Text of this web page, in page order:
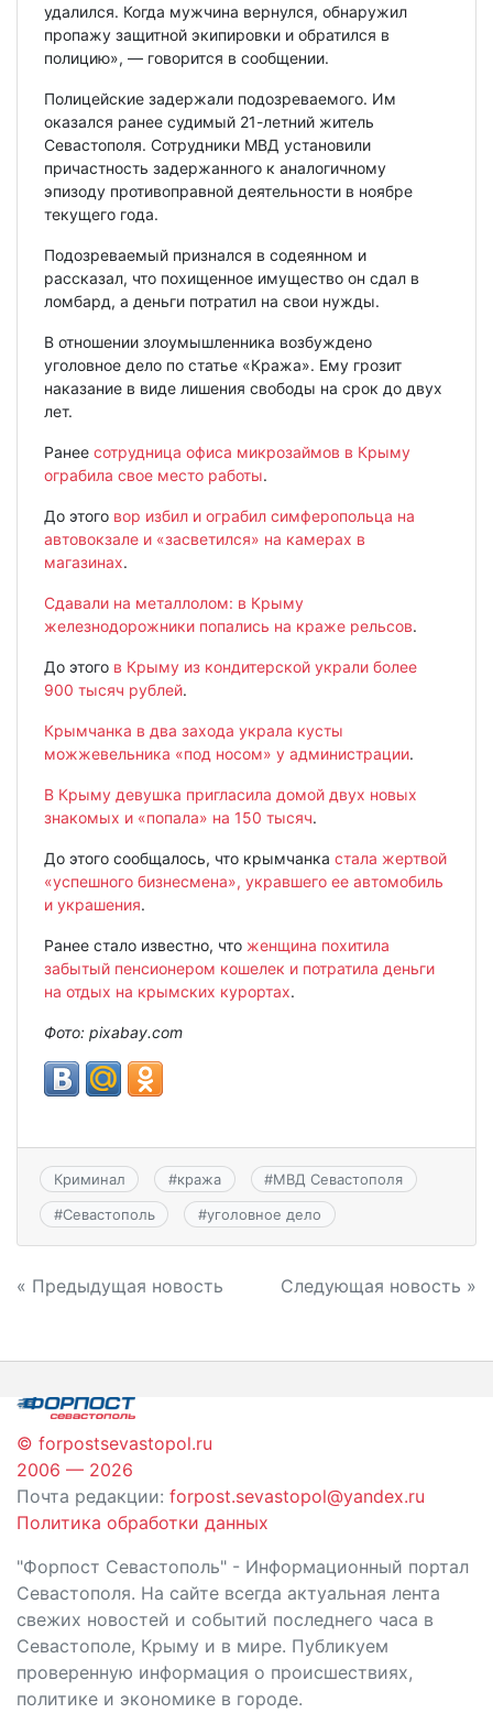
удалился. Когда мужчина вернулся, обнаружил
пропажу защитной экипировки и обратился в
полицию», — говорится в сообщении.
Полицейские задержали подозреваемого. Им
оказался ранее судимый 21-летний житель
Севастополя. Сотрудники МВД установили
причастность задержанного к аналогичному
эпизоду противоправной деятельности в ноябре
текущего года.
Подозреваемый признался в содеянном и
рассказал, что похищенное имущество он сдал в
ломбард, а деньги потратил на свои нужды.
В отношении злоумышленника возбуждено
уголовное дело по статье «Кража». Ему грозит
наказание в виде лишения свободы на срок до двух
лет.
Ранее сотрудница офиса микрозаймов в Крыму
ограбила свое место работы.
До этого вор избил и ограбил симферопольца на
автовокзале и «засветился» на камерах в
магазинах.
Сдавали на металлолом: в Крыму
железнодорожники попались на краже рельсов.
До этого в Крыму из кондитерской украли более
900 тысяч рублей.
Крымчанка в два захода украла кусты
можжевельника «под носом» у администрации.
В Крыму девушка пригласила домой двух новых
знакомых и «попала» на 150 тысяч.
До этого сообщалось, что крымчанка стала жертвой
«успешного бизнесмена», укравшего ее автомобиль
и украшения.
Ранее стало известно, что женщина похитила
забытый пенсионером кошелек и потратила деньги
на отдых на крымских курортах.
Фото: pixabay.com
Криминал #кража #МВД Севастополя
#Севастополь #уголовное дело
Навигация
записям
« Предыдущая новость Следующая новость »
© forpostsevastopol.ru
2006 — 2026
Почта редакции: forpost.sevastopol@yandex.ru
Политика обработки данных
"Форпост Севастополь" - Информационный портал
Севастополя. На сайте всегда актуальная лента
свежих новостей и событий последнего часа в
Севастополе, Крыму и в мире. Публикуем
проверенную информация о происшествиях,
политике и экономике в городе.